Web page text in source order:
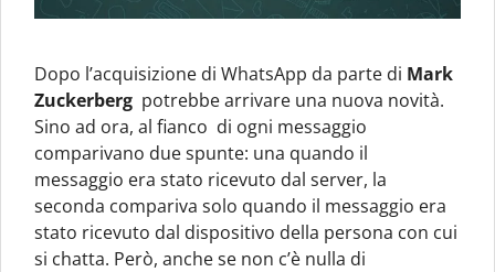
Dopo l’acquisizione di WhatsApp da parte di Mark
Zuckerberg potrebbe arrivare una nuova novità.
Sino ad ora, al fianco di ogni messaggio
comparivano due spunte: una quando il
messaggio era stato ricevuto dal server, la
seconda compariva solo quando il messaggio era
stato ricevuto dal dispositivo della persona con cui
si chatta. Però, anche se non c’è nulla di